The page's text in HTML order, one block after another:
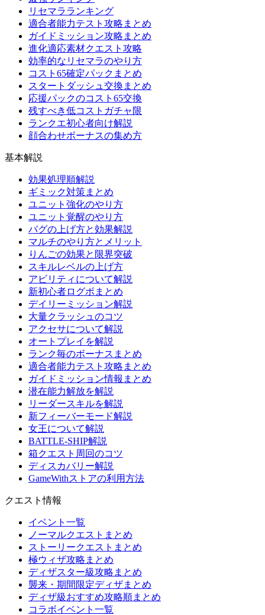
リセマラランキング
適合者能力テスト攻略まとめ
ガイドミッション攻略まとめ
進化適応素材クエスト攻略
効率的なリセマラのやり方
コスト65確定パックまとめ
スタートダッシュ交換まとめ
応援パックのコスト65交換
残すべき低コストガチャ限
ランクエ初心者向け解説
顔合わせボーナスの集め方
基本解説
効果処理順解説
ギミック対策まとめ
ユニット強化のやり方
ユニット覚醒のやり方
バグの上げ方と効果解説
マルチのやり方とメリット
りんごの効果と限界突破
スキルレベルの上げ方
アビリティについて解説
新初心者ログボまとめ
デイリーミッション解説
大量クラッシュのコツ
アクセサについて解説
オートプレイを解説
ランク毎のボーナスまとめ
適合者能力テスト攻略まとめ
ガイドミッション情報まとめ
潜在能力解放を解説
リーダースキルを解説
新フィーバーモード解説
女王について解説
BATTLE-SHIP解説
箱クエスト周回のコツ
ディスカバリー解説
GameWithストアの利用方法
クエスト情報
イベント一覧
ノーマルクエストまとめ
ストーリークエストまとめ
極ウィザ攻略まとめ
ディザスター級攻略まとめ
襲来・期間限定ディザまとめ
ディザ級おすすめ攻略順まとめ
コラボイベント一覧